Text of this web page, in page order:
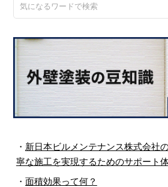
・ 新日本ビルメンテナンス株式会社
寧な施工を実現するためのサポート
・ 面積効果って何？